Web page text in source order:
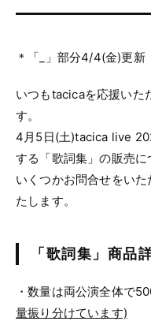
＊「_」部分4/4(金)更新
いつもtacicaを応援いた
す。
4月5日(土)tacica live
する「歌詞集」の販売に
いくつかお問合せをい
たします。
「歌詞集」商品
・数量は両公演全体で
量振り分けています)